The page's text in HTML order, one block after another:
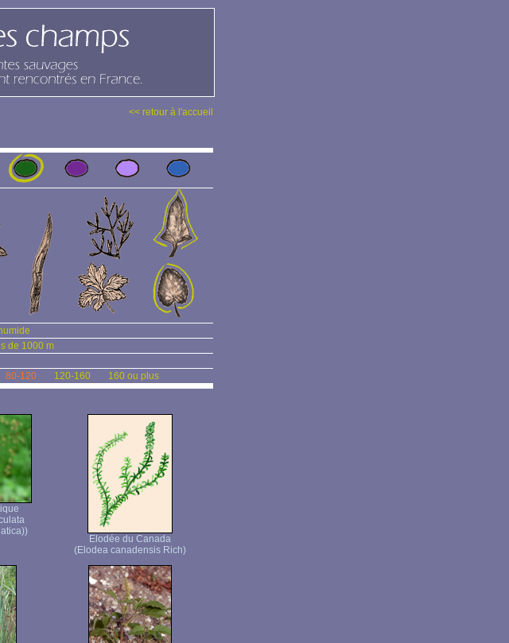
<< retour à l'accueil
de 1000 m
80-120 120-160 160 ou plus
Elodée du Canada
(Elodea canadensis Rich)